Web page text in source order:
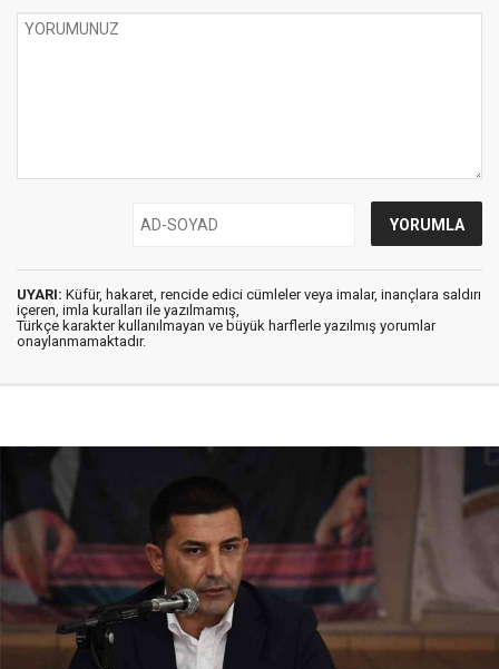
UYARI: Küfür, hakaret, rencide edici cümleler veya imalar, inançlara saldırı
içeren, imla kuralları ile yazılmamış,
Türkçe karakter kullanılmayan ve büyük harflerle yazılmış yorumlar
onaylanmamaktadır.